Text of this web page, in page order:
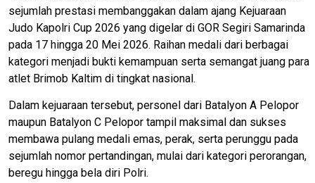
sejumlah prestasi membanggakan dalam ajang Kejuaraan
Judo Kapolri Cup 2026 yang digelar di GOR Segiri Samarinda
pada 17 hingga 20 Mei 2026. Raihan medali dari berbagai
kategori menjadi bukti kemampuan serta semangat juang para
atlet Brimob Kaltim di tingkat nasional.
Dalam kejuaraan tersebut, personel dari Batalyon A Pelopor
maupun Batalyon C Pelopor tampil maksimal dan sukses
membawa pulang medali emas, perak, serta perunggu pada
sejumlah nomor pertandingan, mulai dari kategori perorangan,
beregu hingga bela diri Polri.